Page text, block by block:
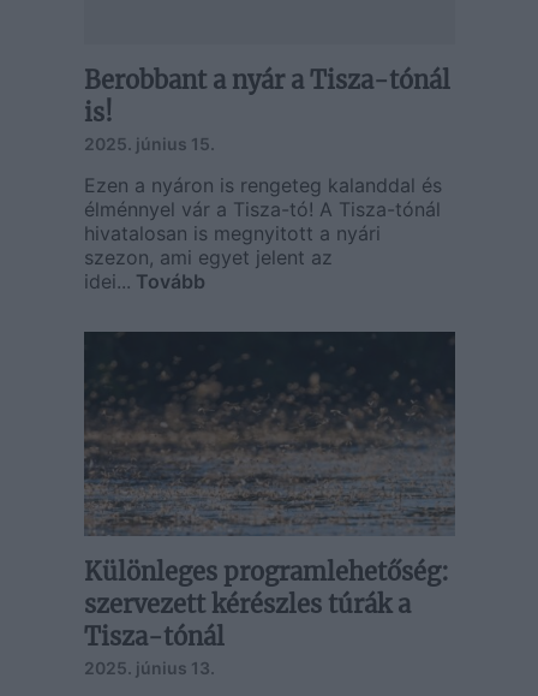
Berobbant a nyár a Tisza-tónál
is!
2025. június 15.
Ezen a nyáron is rengeteg kalanddal és
élménnyel vár a Tisza-tó! A Tisza-tónál
hivatalosan is megnyitott a nyári
szezon, ami egyet jelent az
idei... Tovább
Különleges programlehetőség:
szervezett kérészles túrák a
Tisza-tónál
2025. június 13.